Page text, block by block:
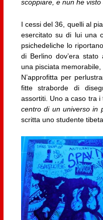
scoppiare, e nun he
I cessi del 36, quelli al
esercitato su di lui una
psichedeliche lo
di Berlino dov’era
una pisciata
N’approfitta per
fitte straborde di
assortiti. Uno a caso tra
centro di un universo in
scritta uno studente